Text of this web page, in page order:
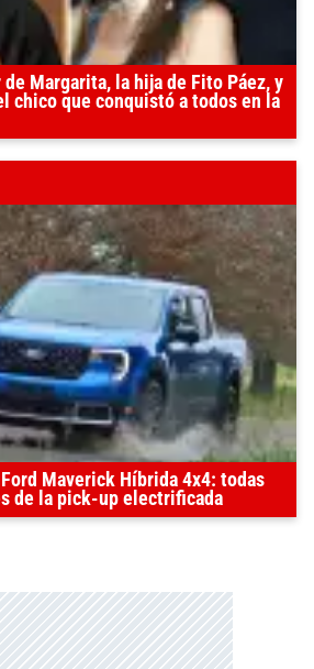
Margarita, la hija de Fito Páez, y
chico que conquistó a todos en la
Maverick Híbrida 4x4: todas
de la pick-up electrificada